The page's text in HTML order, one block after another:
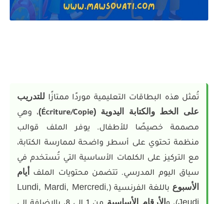
تُمثل هذه البطاقات التعليمية موردًا ممتازًا للتدريب
على الخط والكتابة اليدوية (Écriture/Copie
)، وهي
مصممة خصيصًا للأطفال. يوفر الملف قوالب
منظمة تحتوي على أسطر واضحة لممارسة الكتابة،
مع التركيز على الكلمات الأساسية التي تُستخدم في
سياق اليوم المدرسي. تتضمن محتويات الملف
أيام
الأسبوع باللغة الفرنسية (Lundi, Mardi, Mercredi,
Jeudi
الأرقام الأساسية